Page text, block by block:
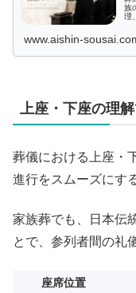
族
理
礼
www.aishin-
上座・下座の理
葬儀における上座・
進行をスムーズにす
家族葬でも、日本伝
とで、参列者間の礼
座席位置